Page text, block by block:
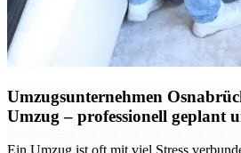
Umzugsunternehmen
Umzug – professionell geplant